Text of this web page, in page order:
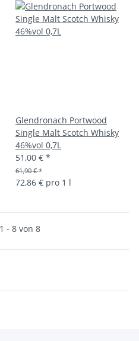
Glendronach Portwood
Single Malt Scotch Whisky
46%vol 0,7L
51,00 € *
61,90 € *
72,86 € pro 1 l
- 8 von 8